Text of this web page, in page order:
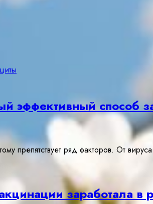
эффективный способ
препятствует ряд факторов. От
заработала в